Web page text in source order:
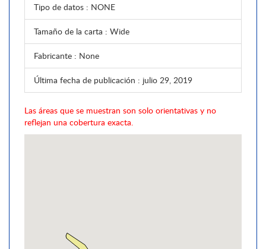
Tipo de datos : NONE
Tamaño de la carta : Wide
Fabricante : None
Última fecha de publicación : julio 29, 2019
Las áreas que se muestran son solo orientativas y no
reflejan una cobertura exacta.